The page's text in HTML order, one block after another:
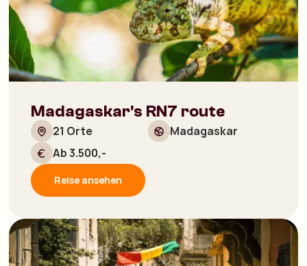
Madagaskar's RN7 route
21 Orte
Madagaskar
Ab 3.500,-
Reise ansehen